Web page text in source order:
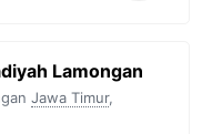
Lamongan
Jawa Timur,